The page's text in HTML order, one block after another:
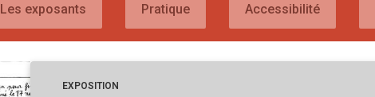
Les exposants Pratique Accessibilité
EXPOSITION